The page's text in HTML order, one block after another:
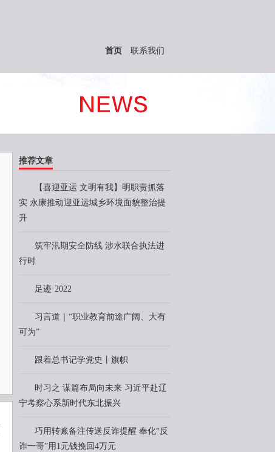
首页 联系我们
推荐文章
【喜迎亚运 文明有我】明职责抓落
实 永康推动迎亚运城乡环境面貌整治提
升
筑牢汛期安全防线 涉水联合执法进
行时
足迹·2022
习言道｜“职业教育前途广阔、大有
可为”
跟着总书记学党史丨旗帜
时习之 谋篇布局向未来 习近平赴辽
宁考察心系新时代东北振兴
巧用转账备注传送反诈提醒 奉化“反
诈一哥”用1元钱挽回4万元